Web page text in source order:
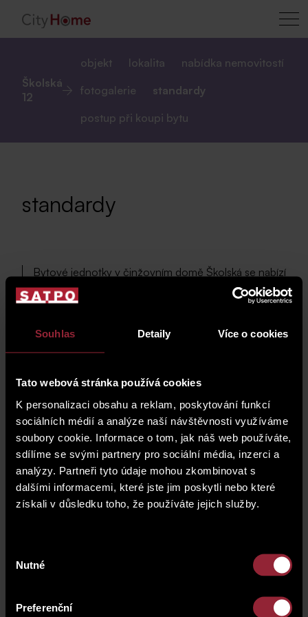
Souhlas Detaily Více o cookies
Tato webová stránka používá cookies
K personalizaci obsahu a reklam, poskytování funkcí
sociálních médií a analýze naší návštěvnosti využíváme
soubory cookie. Informace o tom, jak náš web používáte,
sdílíme se svými partnery pro sociální média, inzerci a
analýzy. Partneři tyto údaje mohou zkombinovat s
dalšími informacemi, které jste jim poskytli nebo které
získali v důsledku toho, že používáte jejich služby.
souhlasu
Nutné
Preferenční
Školská
12
objekt lokalita
nabídka nemovitostí
fotogalerie
standardy
postup při koupi bytu
standardy
Bytové jednotky v činžovním domě Školská se nabízí
ve standardu finálního dokončení. V rámci domu
jsou naplánované investice do vyššího standardu a
nemovitosti.
PLÁNOVANÉ OPRAVY A
INVESTICE
Vybudování bezbariérového výtahu
Výměna stoupaček
Oprava suterénu
Revitalizace společných prostor, výmalba,
společných prostorách a sjednocení elektro
Doplnění revizních dvířek a krytů rozvaděčů
Instalace vstupního čipového systému,